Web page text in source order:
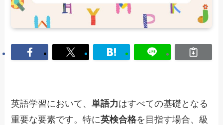
英語学習において、単語力はすべての基礎となる
重要な要素です。特に英検合格を目指す場合、級